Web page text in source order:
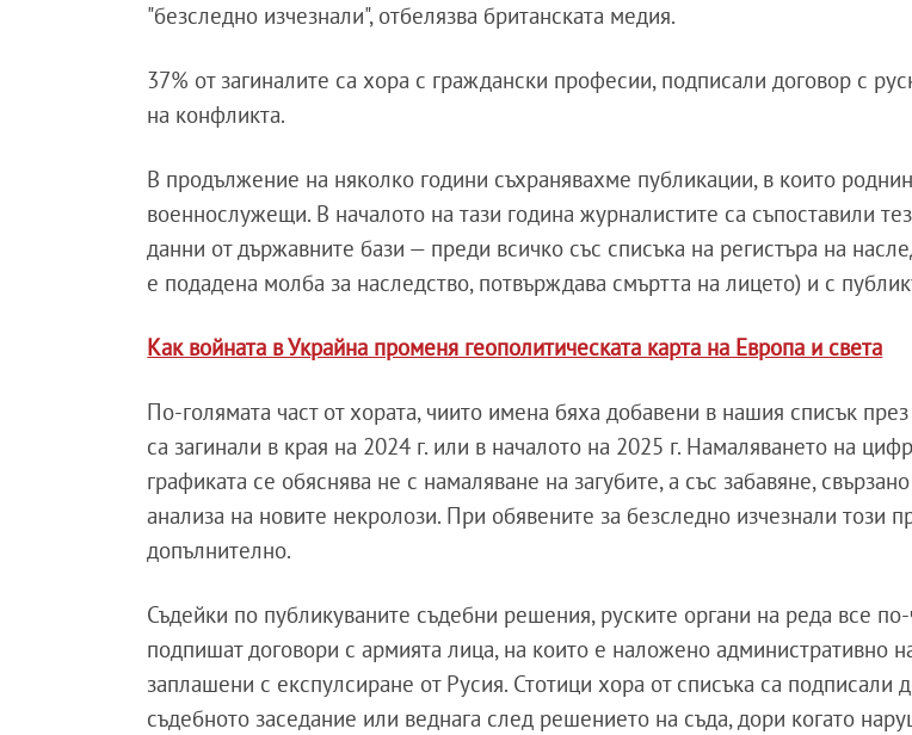
"безследно изчезнали", отбелязва британската медия.
37% от загиналите са хора с граждански професии, подписали договор с
на конфликта.
В продължение на няколко години съхранявахме публикации, в които
военнослужещи. В началото на тази година журналистите са съпоставили
данни от държавните бази — преди всичко със списъка на регистъра на
е подадена молба за наследство, потвърждава смъртта на лицето) и с
Как войната в Украйна променя геополитическата карта на Европа и света
По-голямата част от хората, чиито имена бяха добавени в нашия списък
са загинали в края на 2024 г. или в началото на 2025 г. Намаляването на
графиката се обяснява не с намаляване на загубите, а със забавяне,
анализа на новите некролози. При обявените за безследно изчезнали този
допълнително.
Съдейки по публикуваните съдебни решения, руските органи на реда все
подпишат договори с армията лица, на които е наложено административно
заплашени с експулсиране от Русия. Стотици хора от списъка са подписали
съдебното заседание или веднага след решението на съда, дори когато